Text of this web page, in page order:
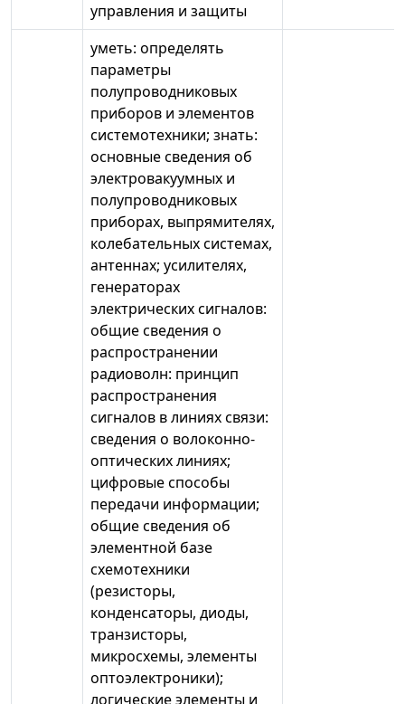
управления и защиты
уметь: определять
параметры
полупроводниковых
приборов и элементов
системотехники; знать:
основные сведения об
электровакуумных и
полупроводниковых
приборах, выпрямителях,
колебательных системах,
антеннах; усилителях,
генераторах
электрических сигналов:
общие сведения о
распространении
радиоволн: принцип
распространения
сигналов в линиях связи:
сведения о волоконно-
оптических линиях;
цифровые способы
передачи информации;
общие сведения об
элементной базе
схемотехники
(резисторы,
конденсаторы, диоды,
транзисторы,
микросхемы, элементы
оптоэлектроники);
логические элементы и